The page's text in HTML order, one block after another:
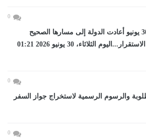
0
برلماني: ثورة 30 يونيو أعادت الدولة إلى مسارها الصحيح
ورسخت دعائم الاستقرار...اليوم الثلاثاء، 30 يونيو 2026 01:21
0
والرسوم الرسمية لاستخراج جواز السفر
0